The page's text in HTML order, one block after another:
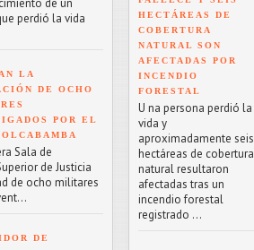
perdió la vida
LA
DE OCHO
POR EL
Sala de
de Justicia
de ocho militares
DE
HECTÁREAS DE
COBERTURA
NATURAL SON
AFECTADAS POR
INCENDIO
FORESTAL
U na persona perdió la
vida y
aproximadamente seis
hectáreas de cobertura
natural resultaron
afectadas tras un
incendio forestal
registrado ...